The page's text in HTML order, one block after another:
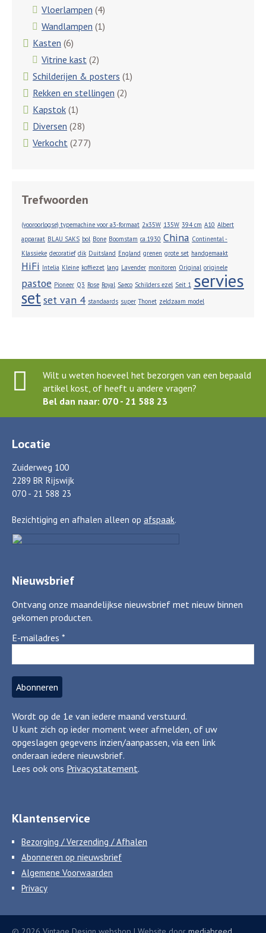
Vloerlampen (4)
Wandlampen (1)
Kasten (6)
Vitrine kast (2)
Schilderijen & posters (1)
Rekken en stellingen (2)
Kapstok (1)
Diversen (28)
Verkocht (277)
Trefwoorden
(vooroorlogse) typemachine voor a3-formaat 2x35W 135W 394 cm A10 Albert
apparaat BLAU SAKS bol Bone Boomstam ca.1930 China Continental -
Klassieke decoratief dik Duitsland England grenen grote set handgemaakt
HiFi Intelia Kleine koffiezet lang Lavender monitoren Original originele
pastoe Pioneer Q3 Rose Royal Saeco Schilders ezel Seit 1 servies
setset van 4 standaards super Thonet zeldzaam model
Wilt u weten hoeveel het bezorgen van een bepaald
artikel kost, of heeft u andere vragen?
Bel dan naar: 070 - 21 588 23
Locatie
Zuiderweg 100
2289 BR Rijswijk
070 - 21 588 23
Bezichtiging en afhalen alleen op afspaak.
Nieuwsbrief
Ontvang onze maandelijkse nieuwsbrief met nieuw binnen
gekomen producten.
E-mailadres *
Wordt op de 1e van iedere maand verstuurd.
U kunt zich op ieder moment weer afmelden, of uw
opgeslagen gegevens inzien/aanpassen, via een link
onderaan iedere nieuwsbrief.
Lees ook ons Privacystatement.
Klantenservice
Bezorging / Verzending / Afhalen
Abonneren op nieuwsbrief
Algemene Voorwaarden
Privacy